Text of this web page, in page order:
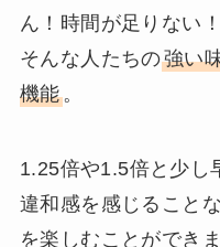
ん！時間が足りない
そんな人たちの強い
機能。
1.25倍や1.5倍と少し
違和感を感じること
を楽しむことができま